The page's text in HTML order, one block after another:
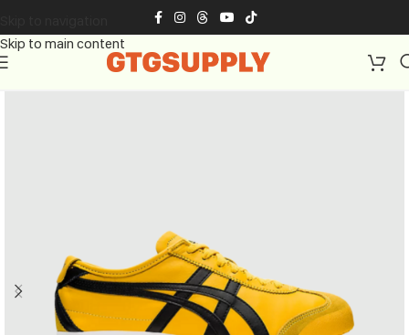
Skip to main content